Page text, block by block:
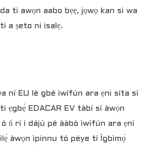
ti awọn aabo bẹẹ, jọwọ kan si wa
a ṣeto ni isalẹ.
ní EU lè gbé ìwífún ara ẹni síta sí
ẹgbẹ́ EDACAR EV tàbí sí àwọn
ń rí i dájú pé ààbò ìwífún ara ẹni
àwọn ìpinnu tó péye tí Ìgbìmọ̀